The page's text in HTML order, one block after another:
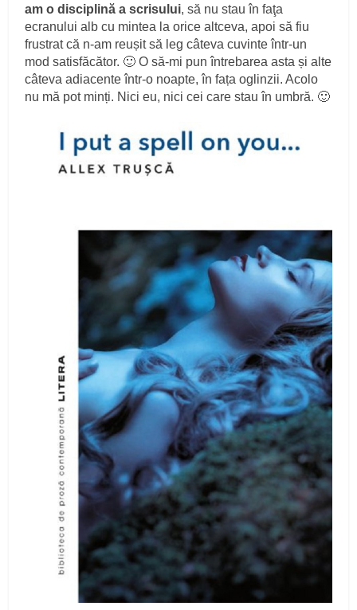
am o disciplină a scrisului, să nu stau în faţa
ecranului alb cu mintea la orice altceva, apoi să fiu
frustrat că n-am reușit să leg câteva cuvinte într-un
mod satisfăcător. 🙂 O să-mi pun întrebarea asta și alte
câteva adiacente într-o noapte, în fața oglinzii. Acolo
nu mă pot minți. Nici eu, nici cei care stau în umbră. 🙂